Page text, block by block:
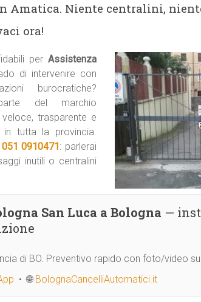
Amatica. Niente centralini,
ora!
per Assistenza
di intervenire con
burocratiche?
parte del marchio
trasparente e
tutta la provincia.
051 0910471: parlerai
inutili o centralini
San Luca a Bologna —
di BO. Preventivo rapido con foto/video
• 🌐 BolognaCancelliAutomatici.it